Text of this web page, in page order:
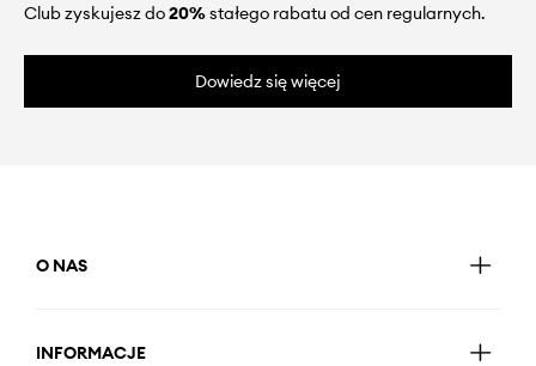
Club zyskujesz do20%stałego rabatu od cen regularnych.
Dowiedz się więcej
O NAS
INFORMACJE